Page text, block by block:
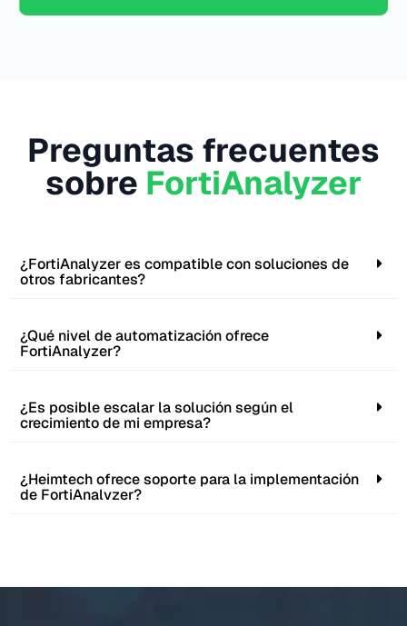
Preguntas frecuentes
sobre FortiAnalyzer
¿FortiAnalyzer es compatible con soluciones de
otros fabricantes?
¿Qué nivel de automatización ofrece
FortiAnalyzer?
¿Es posible escalar la solución según el
crecimiento de mi empresa?
¿Heimtech ofrece soporte para la implementación
de FortiAnalvzer?